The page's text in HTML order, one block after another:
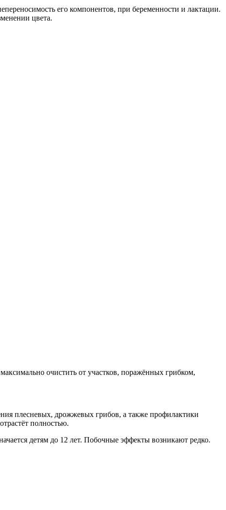
его компонентов, при беременности и лактации.
цвета.
очистить от участков, поражённых грибком,
плесневых, дрожжевых грибов, а также профилактики
полностью.
детям до 12 лет. Побочные эффекты возникают редко.